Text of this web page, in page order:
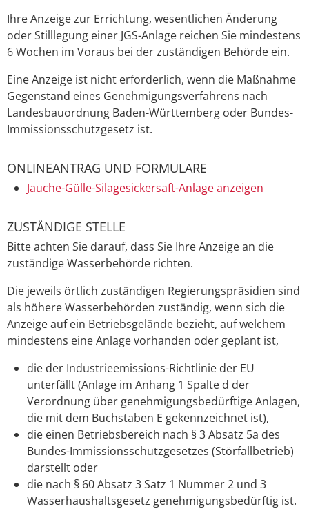
Ihre Anzeige zur Errichtung, wesentlichen Änderung
oder Stilllegung einer JGS-Anlage reichen Sie mindestens
6 Wochen im Voraus bei der zuständigen Behörde ein.
Eine Anzeige ist nicht erforderlich, wenn die Maßnahme
Gegenstand eines Genehmigungsverfahrens nach
Landesbauordnung Baden-Württemberg oder Bundes-
Immissionsschutzgesetz ist.
ONLINEANTRAG UND FORMULARE
Jauche-Gülle-Silagesickersaft-Anlage anzeigen
ZUSTÄNDIGE STELLE
Bitte achten Sie darauf, dass Sie Ihre Anzeige an die
zuständige Wasserbehörde richten.
Die jeweils örtlich zuständigen Regierungspräsidien sind
als höhere Wasserbehörden zuständig, wenn sich die
Anzeige auf ein Betriebsgelände bezieht, auf welchem
mindestens eine Anlage vorhanden oder geplant ist,
die der Industrieemissions-Richtlinie der EU
unterfällt (Anlage im Anhang 1 Spalte d der
Verordnung über genehmigungsbedürftige Anlagen,
die mit dem Buchstaben E gekennzeichnet ist),
die einen Betriebsbereich nach § 3 Absatz 5a des
Bundes-Immissionsschutzgesetzes (Störfallbetrieb)
darstellt oder
die nach § 60 Absatz 3 Satz 1 Nummer 2 und 3
Wasserhaushaltsgesetz genehmigungsbedürftig ist.